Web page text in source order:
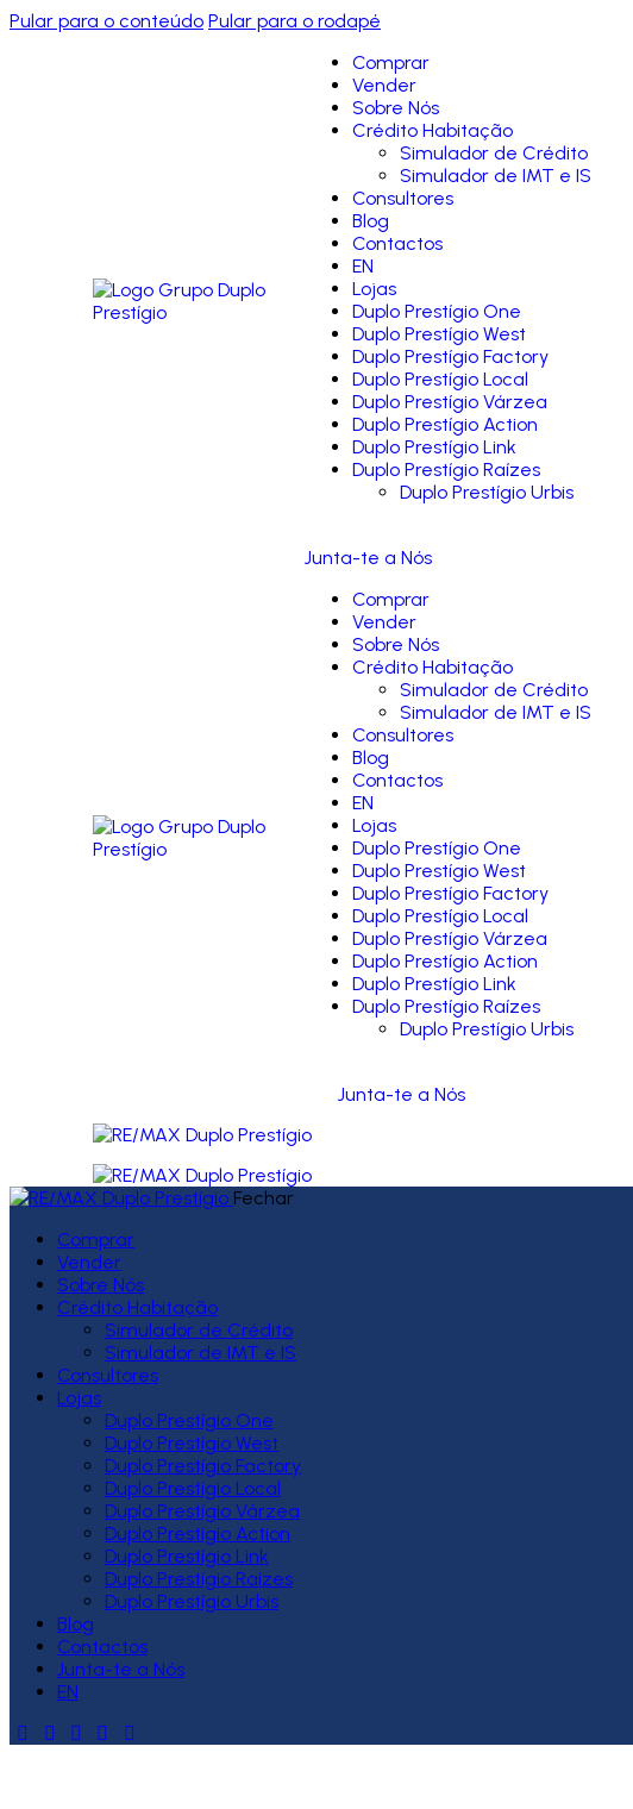
Pular para o conteúdo Pular para o rodapé
Comprar
Vender
Sobre Nós
Crédito Habitação
Simulador de Crédito
Simulador de IMT e IS
Consultores
Blog
Contactos
EN
Lojas
Duplo Prestígio One
Duplo Prestígio West
Duplo Prestígio Factory
Duplo Prestígio Local
Duplo Prestígio Várzea
Duplo Prestígio Action
Duplo Prestígio Link
Duplo Prestígio Raízes
Duplo Prestígio Urbis
Junta-te a Nós
Comprar
Vender
Sobre Nós
Crédito Habitação
Simulador de Crédito
Simulador de IMT e IS
Consultores
Blog
Contactos
EN
Lojas
Duplo Prestígio One
Duplo Prestígio West
Duplo Prestígio Factory
Duplo Prestígio Local
Duplo Prestígio Várzea
Duplo Prestígio Action
Duplo Prestígio Link
Duplo Prestígio Raízes
Duplo Prestígio Urbis
Junta-te a Nós
Fechar
Comprar
Vender
Sobre Nós
Crédito Habitação
Simulador de Crédito
Simulador de IMT e IS
Consultores
Lojas
Duplo Prestígio One
Duplo Prestígio West
Duplo Prestígio Factory
Duplo Prestígio Local
Duplo Prestígio Várzea
Duplo Prestígio Action
Duplo Prestígio Link
Duplo Prestígio Raízes
Duplo Prestígio Urbis
Blog
Contactos
Junta-te a Nós
EN